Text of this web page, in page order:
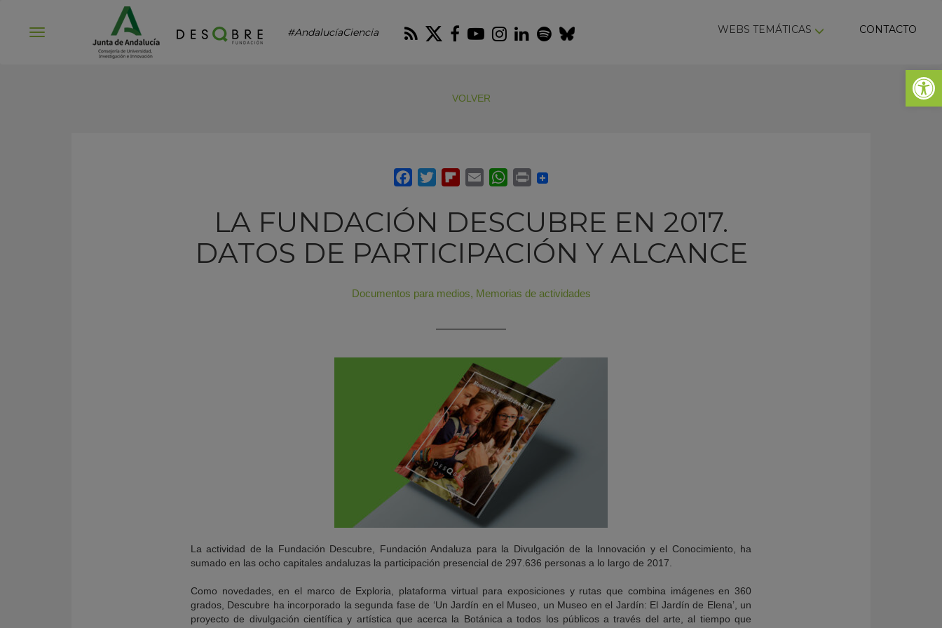
Abrir
#AndalucíaCiencia RSS Twitter
Facebook
Youtube
Instagram
LinkedIn
Spotify
Bluesky WEBS TEMÁTICAS CONTACTO
VOLVER
LA FUNDACIÓN DESCUBRE EN 2017.
DATOS DE PARTICIPACIÓN Y ALCANCE
Documentos para medios, Memorias de actividades
La actividad de la Fundación Descubre, Fundación Andaluza para la Divulgación de la Innovación y el Conocimiento, ha
sumado en las ocho capitales andaluzas la participación presencial de 297.636 personas a lo largo de 2017.
Como novedades, en el marco de Exploria, plataforma virtual para exposiciones y rutas que combina imágenes en 360
grados, Descubre ha incorporado la segunda fase de ‘Un Jardín en el Museo, un Museo en el Jardín: El Jardín de Elena’, un
proyecto de divulgación científica y artística que acerca la Botánica a todos los públicos a través del arte, al tiempo que